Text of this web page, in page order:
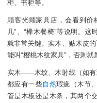
柜、书柜等。
顾客光顾家具店，会看到价
几”、“榉木餐椅”等说明。这
就非常关键。实木、贴木皮
能叫“樱桃木纹家具”，否则就
实木——木纹、木射线（如有
都应有一些自然瑕疵（木节
管是木板还是木条，其两个